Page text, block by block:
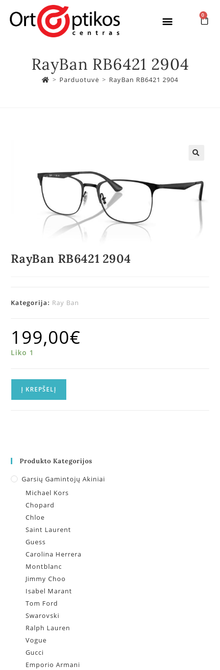
0
RayBan RB6421 2904
> Parduotuvė > RayBan RB6421 2904
RayBan RB6421 2904
Kategorija: Ray Ban
199,00€
Liko 1
Į KREPŠELĮ
Produkto Kategorijos
Garsių Gamintojų Akiniai
Michael Kors
Chopard
Chloe
Saint Laurent
Guess
Carolina Herrera
Montblanc
Jimmy Choo
Isabel Marant
Tom Ford
Swarovski
Ralph Lauren
Vogue
Gucci
Emporio Armani